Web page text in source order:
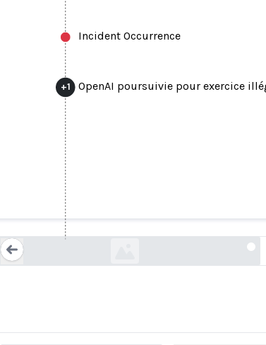
Incident Occurrence
+1 OpenAI poursuivie pour exercice
Loading...
OpenAI poursuivie pour exercice